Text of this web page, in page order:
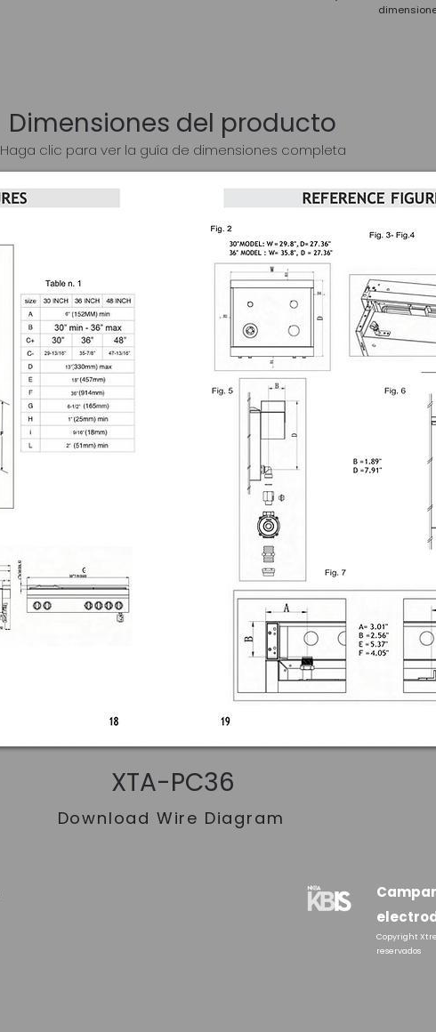
Dimensiones del producto
Haga clic para ver la guía de dimensiones completa
XTA-PC36
Download Wire Diagram
Copyright
reservados